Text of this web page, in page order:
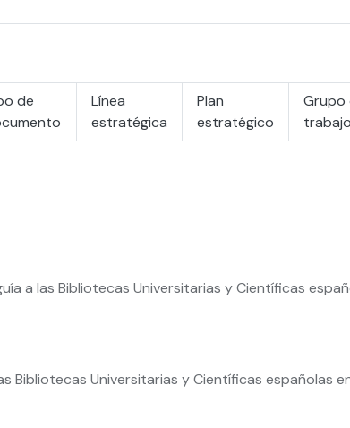
de
Línea
estratégica
Plan
estratégico
Grupo
trabajo
a las Bibliotecas Universitarias y Científicas
Universitarias y Científicas españolas